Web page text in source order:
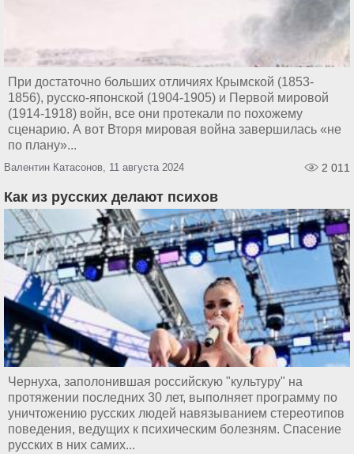
При достаточно больших отличиях Крымской (1853-
1856), русско-японской (1904-1905) и Первой мировой
(1914-1918) войн, все они протекали по похожему
сценарию. А вот Вторя мировая война завершилась «не
по плану»...
Валентин Катасонов, 11 августа 2024 2 011
Как из русских делают психов
Чернуха, заполонившая российскую "культуру" на
протяжении последних 30 лет, выполняет программу по
уничтожению русских людей навязыванием стереотипов
поведения, ведущих к психическим болезням. Спасение
русских в них самих...